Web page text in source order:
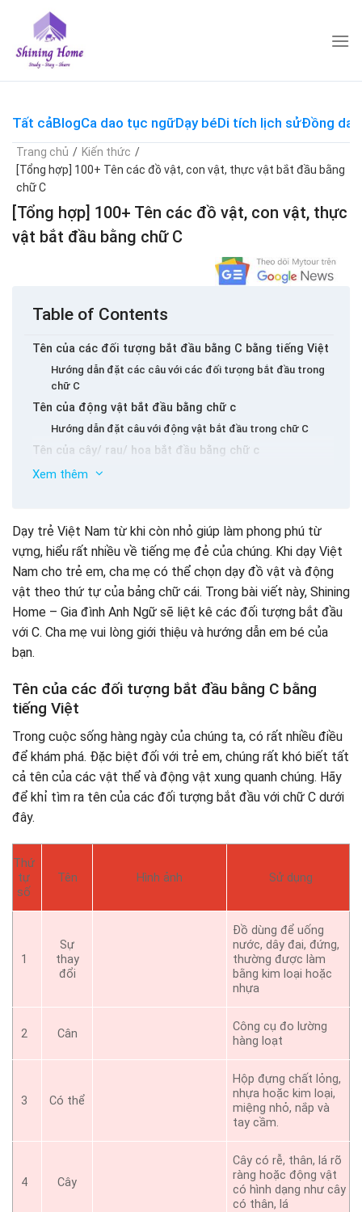
content
Tất cảBlogCa dao tục ngữDạy béDi tích lịch sửĐồng dao
Trang chủ / Kiến thức /
[Tổng hợp] 100+ Tên các đồ vật, con vật, thực vật bắt đầu bằng
chữ C
[Tổng hợp] 100+ Tên các đồ vật, con vật, thực
vật bắt đầu bằng chữ C
Table of Contents
Tên của các đối tượng bắt đầu bằng C bằng tiếng Việt
Hướng dẫn đặt các câu với các đối tượng bắt đầu trong
chữ C
Tên của động vật bắt đầu bằng chữ c
Hướng dẫn đặt câu với động vật bắt đầu trong chữ C
Tên của cây/ rau/ hoa bắt đầu bằng chữ c
Hướng dẫn đặt câu với động vật bắt đầu trong chữ C
Vmonkey
Xem thêm
Dạy trẻ Việt Nam từ khi còn nhỏ giúp làm phong phú từ
vựng, hiểu rất nhiều về tiếng mẹ đẻ của chúng. Khi dạy Việt
Nam cho trẻ em, cha mẹ có thể chọn dạy đồ vật và động
vật theo thứ tự của bảng chữ cái. Trong bài viết này, Shining
Home – Gia đình Anh Ngữ sẽ liệt kê các đối tượng bắt đầu
với C. Cha mẹ vui lòng giới thiệu và hướng dẫn em bé của
bạn.
Tên của các đối tượng bắt đầu bằng C bằng
tiếng Việt
Trong cuộc sống hàng ngày của chúng ta, có rất nhiều điều
để khám phá. Đặc biệt đối với trẻ em, chúng rất khó biết tất
cả tên của các vật thể và động vật xung quanh chúng. Hãy
để khỉ tìm ra tên của các đối tượng bắt đầu với chữ C dưới
đây.
Thứ
tự
số
Tên Hình ảnh Sử dụng
1
Sự
thay
đổi
Đồ dùng để uống
nước, dây đai, đứng,
thường được làm
bằng kim loại hoặc
nhựa
2 Cân
Công cụ đo lường
hàng loạt
3 Có thể
Hộp đựng chất lỏng,
nhựa hoặc kim loại,
miệng nhỏ, nắp và
tay cầm.
4 Cây
Cây có rễ, thân, lá rõ
ràng hoặc động vật
có hình dạng như cây
có thân, lá